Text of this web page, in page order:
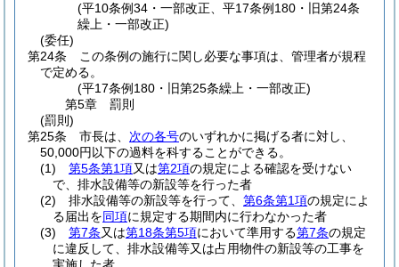
(平10条例34・一部改正、平17条例180・旧第24条
繰上・一部改正)
(委任)
第24条
この条例の施行に関し必要な事項は、管理者が規程
で定める。
(平17条例180・旧第25条繰上・一部改正)
第5章
罰則
(罰則)
第25条
市長は、 次の各号のいずれかに掲げる者に対し、
50,000円以下の過料を科することができる。
(1)
第5条第1項又は第2項の規定による確認を受けない
で、排水設備等の新設等を行った者
(2)
排水設備等の新設等を行って、 第6条第1項の規定によ
る届出を同項に規定する期間内に行わなかった者
(3)
第7条又は第18条第5項において準用する第7条の規定
に違反して、排水設備等又は占用物件の新設等の工事を